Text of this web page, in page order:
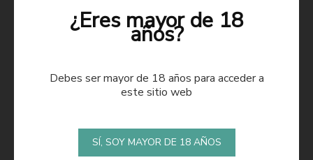
¿Eres mayor de 18
años?
Debes ser mayor de 18 años para acceder a
este sitio web
SÍ, SOY MAYOR DE 18 AÑOS